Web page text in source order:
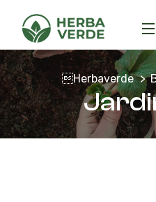
Herbaverde